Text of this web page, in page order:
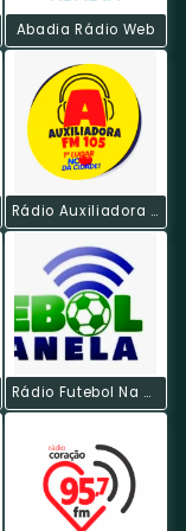
Abadia Rádio Web
Rádio Auxiliadora FM
Rádio Futebol Na Canela